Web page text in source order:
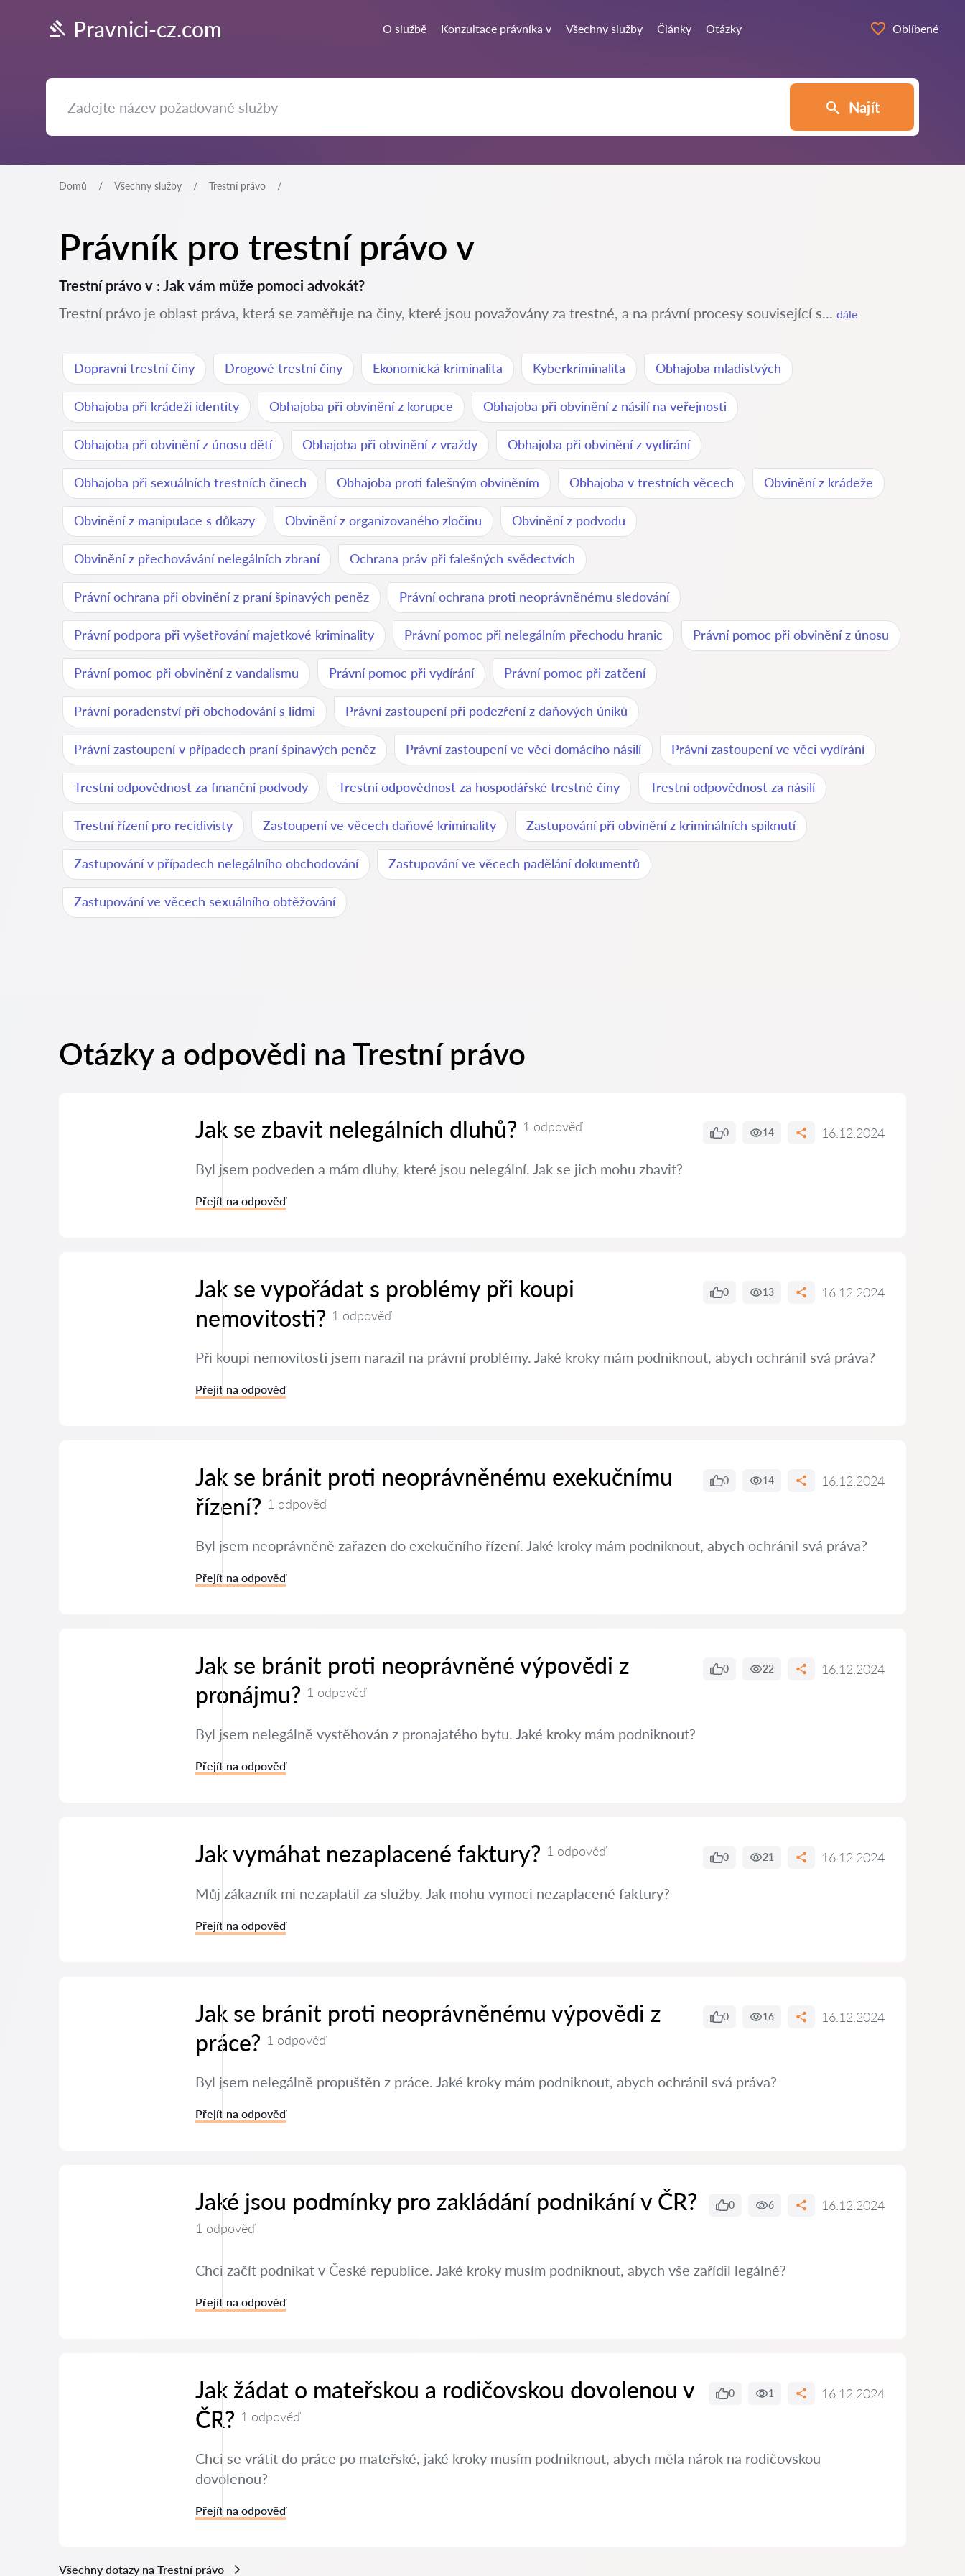
Pravnici-cz.com O službě Konzultace právníka v Všechny služby Články Otázky Oblíbené
Najít
Domů Všechny služby Trestní právo
Právník pro trestní právo v
Trestní právo v : Jak vám může pomoci advokát?
Trestní právo je oblast práva, která se zaměřuje na činy, které jsou považovány za trestné, a na právní procesy související s... dále
Dopravní trestní činy Drogové trestní činy Ekonomická kriminalita Kyberkriminalita Obhajoba mladistvých
Obhajoba při krádeži identity Obhajoba při obvinění z korupce Obhajoba při obvinění z násilí na veřejnosti
Obhajoba při obvinění z únosu dětí Obhajoba při obvinění z vraždy Obhajoba při obvinění z vydírání
Obhajoba při sexuálních trestních činech Obhajoba proti falešným obviněním Obhajoba v trestních věcech Obvinění z krádeže
Obvinění z manipulace s důkazy Obvinění z organizovaného zločinu Obvinění z podvodu
Obvinění z přechovávání nelegálních zbraní Ochrana práv při falešných svědectvích
Právní ochrana při obvinění z praní špinavých peněz Právní ochrana proti neoprávněnému sledování
Právní podpora při vyšetřování majetkové kriminality Právní pomoc při nelegálním přechodu hranic Právní pomoc při obvinění z únosu
Právní pomoc při obvinění z vandalismu Právní pomoc při vydírání Právní pomoc při zatčení
Právní poradenství při obchodování s lidmi Právní zastoupení při podezření z daňových úniků
Právní zastoupení v případech praní špinavých peněz Právní zastoupení ve věci domácího násilí Právní zastoupení ve věci vydírání
Trestní odpovědnost za finanční podvody Trestní odpovědnost za hospodářské trestné činy Trestní odpovědnost za násilí
Trestní řízení pro recidivisty Zastoupení ve věcech daňové kriminality Zastupování při obvinění z kriminálních spiknutí
Zastupování v případech nelegálního obchodování Zastupování ve věcech padělání dokumentů
Zastupování ve věcech sexuálního obtěžování
Otázky a odpovědi na Trestní právo
Jak se zbavit nelegálních dluhů? 1 odpověď 0 14 16.12.2024
Byl jsem podveden a mám dluhy, které jsou nelegální. Jak se jich mohu zbavit?
Přejít na odpověď
Jak se vypořádat s problémy při koupi
nemovitosti? 1 odpověď
0 13 16.12.2024
Při koupi nemovitosti jsem narazil na právní problémy. Jaké kroky mám podniknout, abych ochránil svá práva?
Přejít na odpověď
Jak se bránit proti neoprávněnému exekučnímu
řízení? 1 odpověď
0 14 16.12.2024
Byl jsem neoprávněně zařazen do exekučního řízení. Jaké kroky mám podniknout, abych ochránil svá práva?
Přejít na odpověď
Jak se bránit proti neoprávněné výpovědi z
pronájmu? 1 odpověď
0 22 16.12.2024
Byl jsem nelegálně vystěhován z pronajatého bytu. Jaké kroky mám podniknout?
Přejít na odpověď
Jak vymáhat nezaplacené faktury? 1 odpověď 0 21 16.12.2024
Můj zákazník mi nezaplatil za služby. Jak mohu vymoci nezaplacené faktury?
Přejít na odpověď
Jak se bránit proti neoprávněnému výpovědi z
práce? 1 odpověď
0 16 16.12.2024
Byl jsem nelegálně propuštěn z práce. Jaké kroky mám podniknout, abych ochránil svá práva?
Přejít na odpověď
Jaké jsou podmínky pro zakládání podnikání v ČR?
1 odpověď
0 6 16.12.2024
Chci začít podnikat v České republice. Jaké kroky musím podniknout, abych vše zařídil legálně?
Přejít na odpověď
Jak žádat o mateřskou a rodičovskou dovolenou v
ČR? 1 odpověď
0 1 16.12.2024
Chci se vrátit do práce po mateřské, jaké kroky musím podniknout, abych měla nárok na rodičovskou
dovolenou?
Přejít na odpověď
Všechny dotazy na Trestní právo